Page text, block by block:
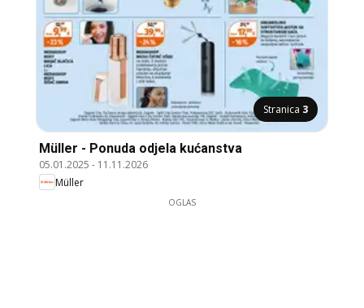
Stranica 3
Müller - Ponuda odjela kućanstva
05.01.2025 - 11.11.2026
Müller
OGLAS